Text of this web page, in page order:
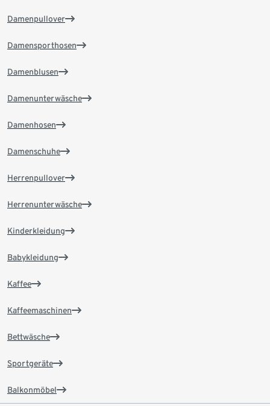
Damenpullover
Damensporthosen
Damenblusen
Damenunterwäsche
Damenhosen
Damenschuhe
Herrenpullover
Herrenunterwäsche
Kinderkleidung
Babykleidung
Kaffee
Kaffeemaschinen
Bettwäsche
Sportgeräte
Balkonmöbel